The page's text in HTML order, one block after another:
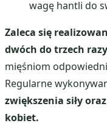
wagę hantli do
Zaleca się
dwóch do trzech
mięśniom
Regularne
zwiększenia siły
kobiet.